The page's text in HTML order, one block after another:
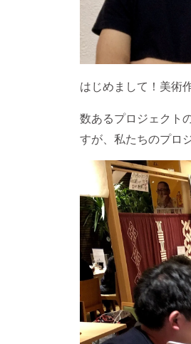
はじめまして！美術
数あるプロジェクト
すが、私たちのプロ